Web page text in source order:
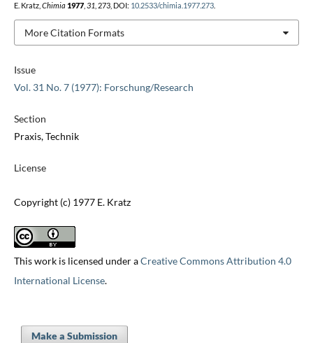
Issue
Vol. 31 No. 7 (1977): Forschung/Research
Section
Praxis, Technik
License
Copyright (c) 1977 E. Kratz
This work is licensed under aCreative Commons Attribution 4.0
International License.
E. Kratz, Chimia 1977, 31 , 273, DOI: 10.2533/chimia.1977.273.
More Citation Formats
Make a Submission